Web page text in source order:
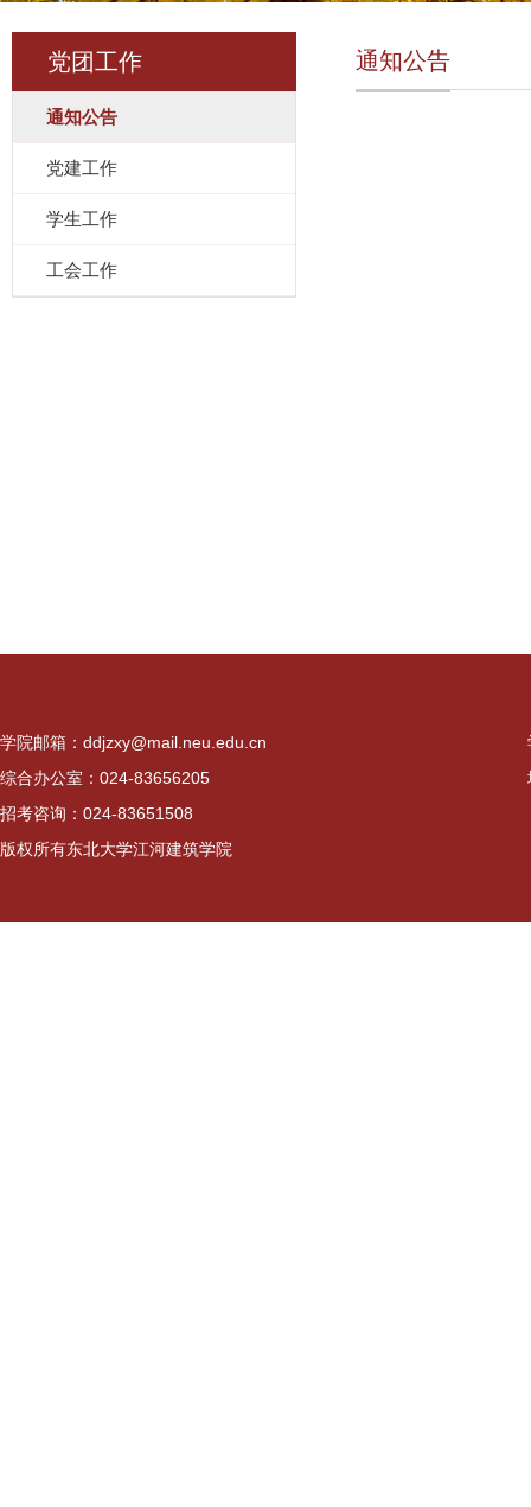
党团工作
通知公告
党建工作
学生工作
工会工作
通知公告
学院邮箱：ddjzxy@mail.neu.edu.cn
综合办公室：024-83656205
招考咨询：024-83651508
版权所有东北大学江河建筑学院